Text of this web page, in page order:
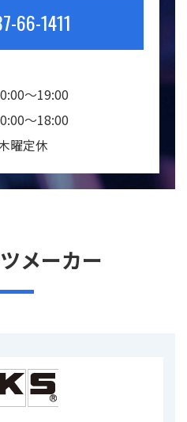
66-1411
～19:00
～18:00
曜定休
メーカー